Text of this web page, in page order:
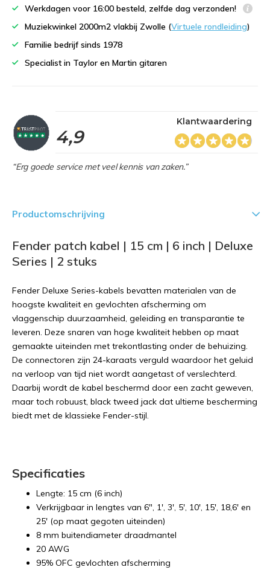
Werkdagen voor 16:00 besteld, zelfde dag verzonden!
Muziekwinkel 2000m2 vlakbij Zwolle (Virtuele rondleiding)
Familie bedrijf sinds 1978
Specialist in Taylor en Martin gitaren
4,9
Klantwaardering
“Erg goede service met veel kennis van zaken.”
Productomschrijving
Fender patch kabel | 15 cm | 6 inch | Deluxe
Series | 2 stuks
Fender Deluxe Series-kabels bevatten materialen van de
hoogste kwaliteit en gevlochten afscherming om
vlaggenschip duurzaamheid, geleiding en transparantie te
leveren. Deze snaren van hoge kwaliteit hebben op maat
gemaakte uiteinden met trekontlasting onder de behuizing.
De connectoren zijn 24-karaats verguld waardoor het geluid
na verloop van tijd niet wordt aangetast of verslechterd.
Daarbij wordt de kabel beschermd door een zacht geweven,
maar toch robuust, black tweed jack dat ultieme bescherming
biedt met de klassieke Fender-stijl.
Specificaties
Lengte: 15 cm (6 inch)
Verkrijgbaar in lengtes van 6", 1', 3', 5', 10', 15', 18,6' en
25' (op maat gegoten uiteinden)
8 mm buitendiameter draadmantel
20 AWG
95% OFC gevlochten afscherming